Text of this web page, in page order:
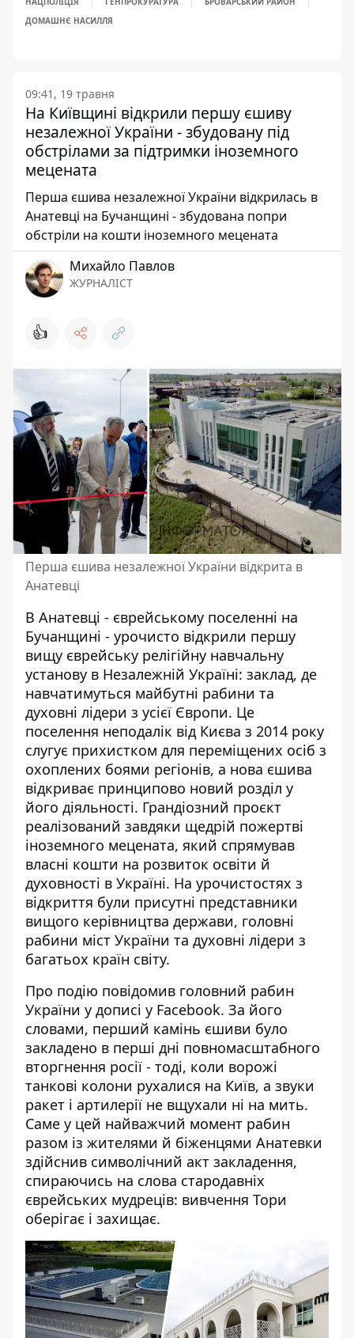
ДОМАШНЄ НАСИЛЛЯ
09:41, 19 травня
На Київщині відкрили першу єшиву
незалежної України - збудовану під
обстрілами за підтримки іноземного
мецената
Перша єшива незалежної України відкрилась в
Анатевці на Бучанщині - збудована попри
обстріли на кошти іноземного мецената
Михайло Павлов
ЖУРНАЛІСТ
👍
Перша єшива незалежної України відкрита в
Анатевці
В Анатевці - єврейському поселенні на
Бучанщині - урочисто відкрили першу
вищу єврейську релігійну навчальну
установу в Незалежній Україні: заклад, де
навчатимуться майбутні рабини та
духовні лідери з усієї Європи. Це
поселення неподалік від Києва з 2014 року
слугує прихистком для переміщених осіб з
охоплених боями регіонів, а нова єшива
відкриває принципово новий розділ у
його діяльності. Грандіозний проєкт
реалізований завдяки щедрій пожертві
іноземного мецената, який спрямував
власні кошти на розвиток освіти й
духовності в Україні. На урочистостях з
відкриття були присутні представники
вищого керівництва держави, головні
рабини міст України та духовні лідери з
багатьох країн світу.
Про подію повідомив головний рабин
України у дописі у Facebook. За його
словами, перший камінь єшиви було
закладено в перші дні повномасштабного
вторгнення росії - тоді, коли ворожі
танкові колони рухалися на Київ, а звуки
ракет і артилерії не вщухали ні на мить.
Саме у цей найважчий момент рабин
разом із жителями й біженцями Анатевки
здійснив символічний акт закладення,
спираючись на слова стародавніх
єврейських мудреців: вивчення Тори
оберігає і захищає.